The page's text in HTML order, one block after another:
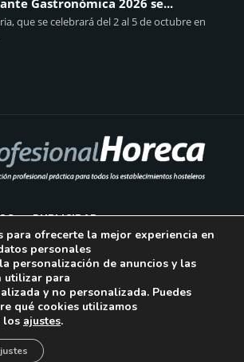
que se celebrará del 2 al 5 de octubre en
PUBLICIDAD
para ofrecerte la mejor experiencia en
personales
personalización de anuncios y las
utilizar para
y no personalizada. Puedes
qué cookies utilizamos
los ajustes.